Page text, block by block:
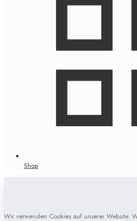
Shop
Wir verwenden Cookies auf unserer Website.